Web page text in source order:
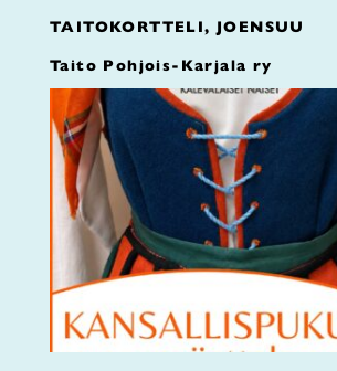
TAITOKORTTELI, JOENSUU
Taito Pohjois-Karjala ry